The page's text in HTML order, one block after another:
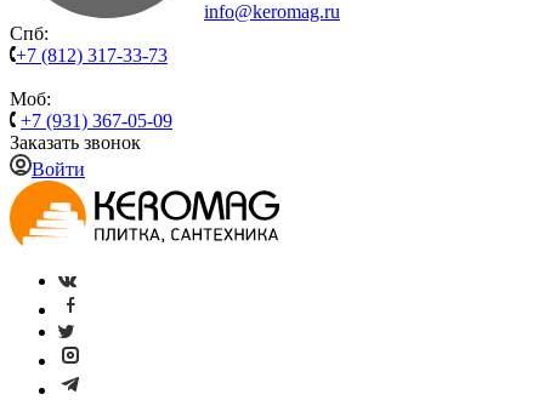
info@keromag.ru
Спб:
+7 (812) 317-33-73
Моб:
+7 (931) 367-05-09
Заказать звонок
Войти